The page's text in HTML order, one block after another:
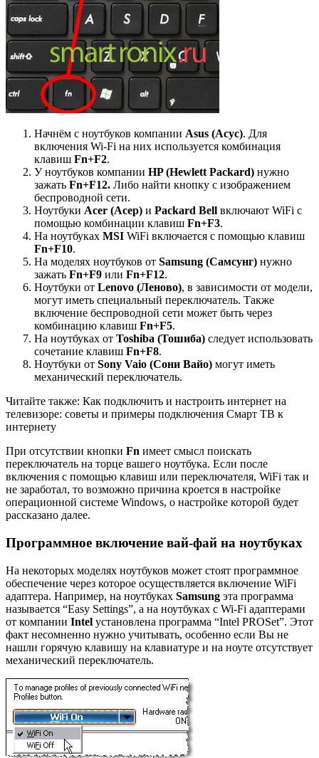
Начнём с ноутбуков компании Asus (Асус). Для
включения Wi-Fi на них используется комбинация
клавиш Fn+F2.
У ноутбуков компании HP (Hewlett Packard) нужно
зажать Fn+F12. Либо найти кнопку с изображением
беспроводной сети.
Ноутбуки Acer (Асер) и Packard Bell включают WiFi с
помощью комбинации клавиш Fn+F3.
На ноутбуках MSI WiFi включается с помощью клавиш
Fn+F10.
На моделях ноутбуков от Samsung (Самсунг) нужно
зажать Fn+F9 или Fn+F12.
Ноутбуки от Lenovo (Леново), в зависимости от модели,
могут иметь специальный переключатель. Также
включение беспроводной сети может быть через
комбинацию клавиш Fn+F5.
На ноутбуках от Toshiba (Тошиба) следует использовать
сочетание клавиш Fn+F8.
Ноутбуки от Sony Vaio (Сони Вайо) могут иметь
механический переключатель.
Читайте также: Как подключить и настроить интернет на
телевизоре: советы и примеры подключения Смарт ТВ к
интернету
При отсутствии кнопки Fn имеет смысл поискать
переключатель на торце вашего ноутбука. Если после
включения с помощью клавиш или переключателя, WiFi так и
не заработал, то возможно причина кроется в настройке
операционной системе Windows, о настройке которой будет
рассказано далее.
Программное включение вай-фай на ноутбуках
На некоторых моделях ноутбуков может стоят программное
обеспечение через которое осуществляется включение WiFi
адаптера. Например, на ноутбуках Samsung эта программа
называется “Easy Settings”, а на ноутбуках с Wi-Fi адаптерами
от компании Intel установлена программа “Intel PROSet”. Этот
факт несомненно нужно учитывать, особенно если Вы не
нашли горячую клавишу на клавиатуре и на ноуте отсутствует
механический переключатель.